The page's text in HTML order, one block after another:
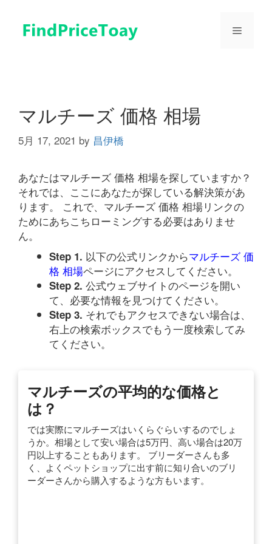
メ
マルチーズ 価格 相場
5月 17, 2021 by 昌伊橋
あなたはマルチーズ 価格 相場を探していますか？
それでは、ここにあなたが探している解決策があ
ります。 これで、マルチーズ 価格 相場リンクの
ためにあちこちローミングする必要はありませ
ん。
Step 1. 以下の公式リンクからマルチーズ 価
格 相場ページにアクセスしてください。
Step 2. 公式ウェブサイトのページを開い
て、必要な情報を見つけてください。
Step 3. それでもアクセスできない場合は、
右上の検索ボックスでもう一度検索してみ
てください。
マルチーズの平均的な価格と
は？
では実際にマルチーズはいくらぐらいするのでしょ
うか。相場として安い場合は5万円、高い場合は20万
円以上することもあります。 ブリーダーさんも多
く、よくペットショップに出す前に知り合いのブリ
ーダーさんから購入するような方もいます。